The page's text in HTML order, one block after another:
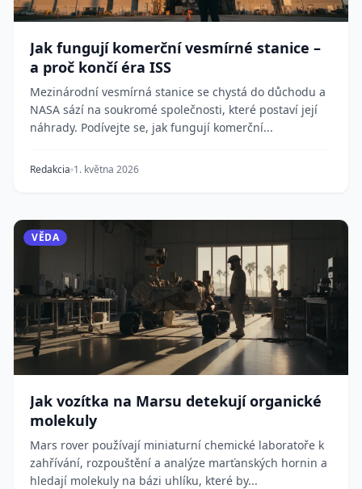
Jak fungují komerční vesmírné stanice –
a proč končí éra ISS
Mezinárodní vesmírná stanice se chystá do důchodu a
NASA sází na soukromé společnosti, které postaví její
náhrady. Podívejte se, jak fungují komerční...
Redakcia 1. května 2026
VĚDA
Jak vozítka na Marsu detekují organické
molekuly
Mars rover používají miniaturní chemické laboratoře k
zahřívání, rozpouštění a analýze marťanských hornin a
hledají molekuly na bázi uhlíku, které by...